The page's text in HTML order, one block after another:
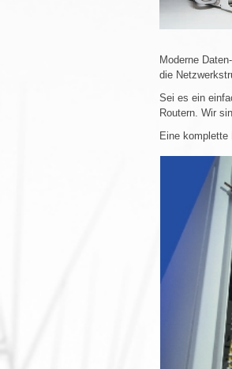
Moderne
die
Sei es ein
Routern. Wir
Eine komplette